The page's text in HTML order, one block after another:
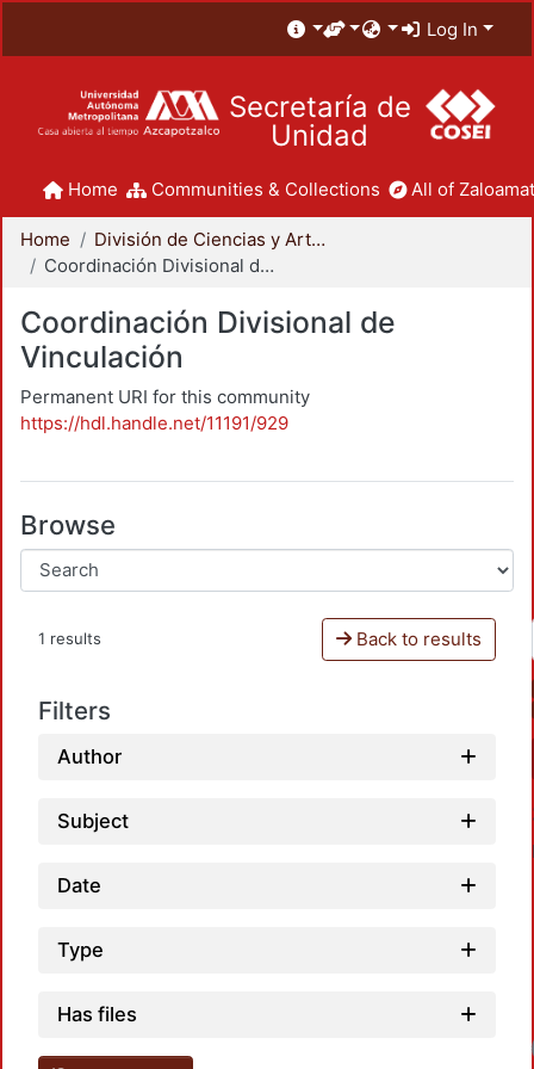
Log In
Secretaría de
Unidad
Home Communities & Collections All of
Home
División de Ciencias y Artes para el Diseño
Coordinación Divisional de Vinculación
Coordinación Divisional de
Vinculación
Permanent URI for this community
https://hdl.handle.net/11191/929
Browse
1 results Back to results
Filters
Author
Subject
Date
Type
Has files